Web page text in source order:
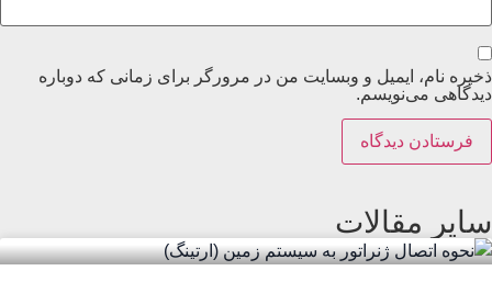
ذخیره نام، ایمیل و وبسایت من در مرورگر برای زمانی که دوباره
دیدگاهی می‌نویسم.
سایر مقالات